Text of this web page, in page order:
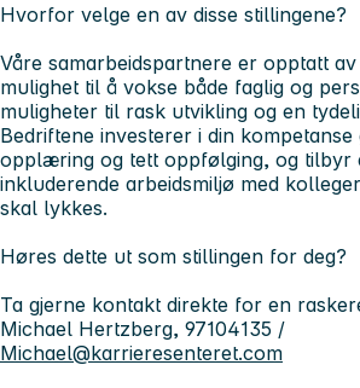
Hvorfor velge en av disse stillingene?
Våre samarbeidspartnere er opptatt
mulighet til å vokse både faglig og
muligheter til rask utvikling og en
Bedriftene investerer i din
opplæring og tett oppfølging, og tilbyr
inkluderende arbeidsmiljø med
skal lykkes.
Høres dette ut som stillingen for deg?
Ta gjerne kontakt direkte for en
Michael Hertzberg, 97104135 /
Michael@karrieresenteret.com